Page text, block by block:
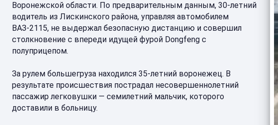
Воронежской области. По предварительным данным, 30-летний
водитель из Лискинского района, управляя автомобилем
ВАЗ-2115, не выдержал безопасную дистанцию и совершил
столкновение с впереди идущей фурой Dongfeng с
полуприцепом.
За рулем большегруза находился 35-летний воронежец. В
результате происшествия пострадал несовершеннолетний
пассажир легковушки — семилетний мальчик, которого
доставили в больницу.